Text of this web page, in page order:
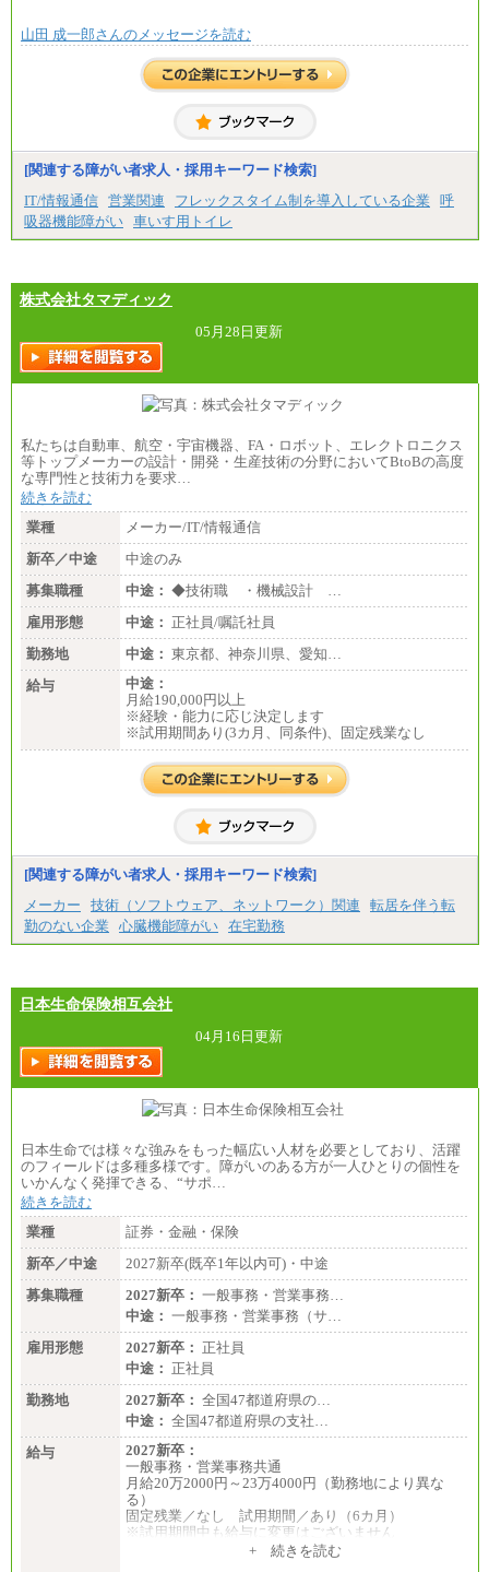
※試用期間中も給与に変更はございません
基本月給／20万5000円以上(正社員・準社員）
いたします
※自己成長支援金(10,000円）を含む
※別途、Workstyle支援金(月額4,000円）
山田 成一郎さんのメッセージを読む
[関連する障がい者求人・採用キーワード検索]
IT/情報通信 営業関連 フレックスタイム制を導入している企業
呼
吸器機能障がい 車いす用トイレ
株式会社タマディック
05月28日更新
私たちは自動車、航空・宇宙機器、FA・ロボット、エレクトロニクス
等トップメーカーの設計・開発・生産技術の分野においてBtoBの高度
な専門性と技術力を要求…
続きを読む
業種
メーカー/IT/情報通信
新卒／中途
中途のみ
募集職種
中途： ◆技術職 ・機械設計 …
雇用形態
中途： 正社員/嘱託社員
勤務地
中途： 東京都、神奈川県、愛知…
給与
中途：
月給190,000円以上
※経験・能力に応じ決定します
※試用期間あり(3カ月、同条件)、固定残業なし
[関連する障がい者求人・採用キーワード検索]
メーカー
技術（ソフトウェア、ネットワーク）関連
転居を伴う転
勤のない企業
心臓機能障がい 在宅勤務
日本生命保険相互会社
04月16日更新
日本生命では様々な強みをもった幅広い人材を必要としており、活躍
のフィールドは多種多様です。障がいのある方が一人ひとりの個性を
いかんなく発揮できる、“サポ…
続きを読む
業種
証券・金融・保険
新卒／中途
2027新卒(既卒1年以内可)・中途
募集職種
2027新卒： 一般事務・営業事務…
中途： 一般事務・営業事務（サ…
雇用形態
2027新卒： 正社員
中途： 正社員
勤務地
2027新卒： 全国47都道府県の…
中途： 全国47都道府県の支社…
給与
2027新卒：
一般事務・営業事務共通
月給20万2000円～23万4000円（勤務地により異な
る）
固定残業／なし 試用期間／あり（6カ月）
※試用期間中も給与に変更はございません
+ 続きを読む